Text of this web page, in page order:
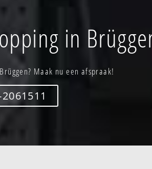
in
Maak nu een afspraak!